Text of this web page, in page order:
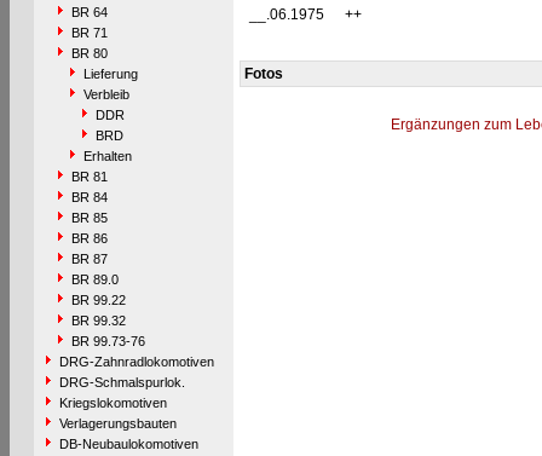
BR 64
BR 71
BR 80
Lieferung
Verbleib
DDR
BRD
Erhalten
BR 81
BR 84
BR 85
BR 86
BR 87
BR 89.0
BR 99.22
BR 99.32
BR 99.73-76
DRG-Zahnradlokomotiven
DRG-Schmalspurlok.
Kriegslokomotiven
Verlagerungsbauten
DB-Neubaulokomotiven
__.06.1975
++
Fotos
Ergänzungen zum